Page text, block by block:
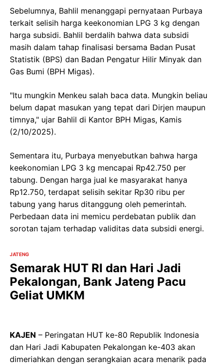
Sebelumnya, Bahlil menanggapi pernyataan Purbaya
terkait selisih harga keekonomian LPG 3 kg dengan
harga subsidi. Bahlil berdalih bahwa data subsidi
masih dalam tahap finalisasi bersama Badan Pusat
Statistik (BPS) dan Badan Pengatur Hilir Minyak dan
Gas Bumi (BPH Migas).
"Itu mungkin Menkeu salah baca data. Mungkin beliau
belum dapat masukan yang tepat dari Dirjen maupun
timnya," ujar Bahlil di Kantor BPH Migas, Kamis
(2/10/2025).
Sementara itu, Purbaya menyebutkan bahwa harga
keekonomian LPG 3 kg mencapai Rp42.750 per
tabung. Dengan harga jual ke masyarakat hanya
Rp12.750, terdapat selisih sekitar Rp30 ribu per
tabung yang harus ditanggung oleh pemerintah.
Perbedaan data ini memicu perdebatan publik dan
sorotan tajam terhadap validitas data subsidi energi.
JATENG
Semarak HUT RI dan Hari Jadi
Pekalongan, Bank Jateng Pacu
Geliat UMKM
KAJEN – Peringatan HUT ke-80 Republik Indonesia
dan Hari Jadi Kabupaten Pekalongan ke-403 akan
dimeriahkan dengan serangkaian acara menarik pada